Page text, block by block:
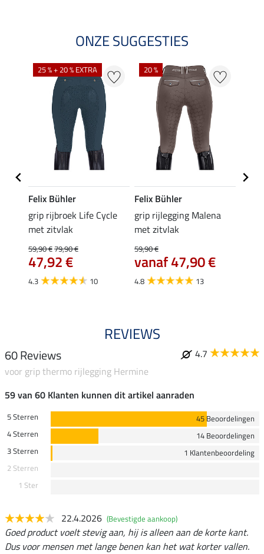
ONZE SUGGESTIES
25 % + 20 % EXTRA
Felix Bühler
grip rijbroek Life Cycle
met zitvlak
59,90 €79,90 €
47,92 €
4.3 10
20 %
Felix Bühler
grip rijlegging Malena
met zitvlak
59,90 €
vanaf 47,90 €
4.8 13
REVIEWS
60 Reviews
4.7
voor grip thermo rijlegging Hermine
59 van 60 Klanten kunnen dit artikel aanraden
5 Sterren
45 Beoordelingen
4 Sterren
14 Beoordelingen
3 Sterren
1 Klantenbeoordeling
2 Sterren
1 Ster
22.4.2026 (Bevestigde aankoop)
Goed product voelt stevig aan, hij is alleen aan de korte kant.
Dus voor mensen met lange benen kan het wat korter vallen.